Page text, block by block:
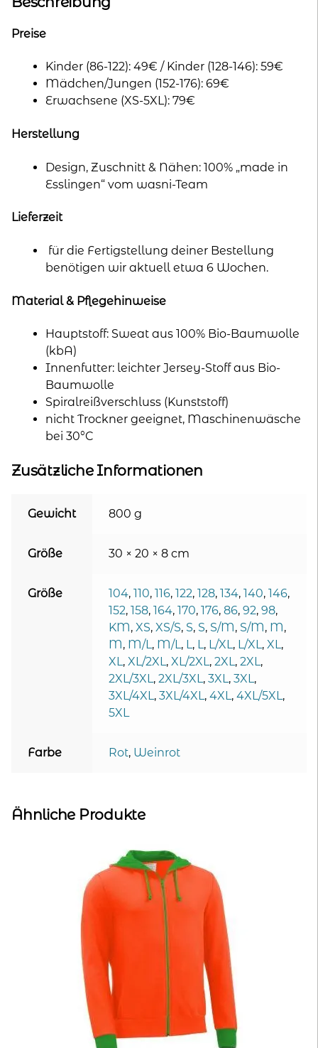
Preise
Kinder (86-122): 49€ / Kinder (128-146): 59€
Mädchen/Jungen (152-176): 69€
Erwachsene (XS-5XL): 79€
Herstellung
Design, Zuschnitt & Nähen: 100% „made in
Esslingen“ vom wasni-Team
Lieferzeit
für die Fertigstellung deiner Bestellung
benötigen wir aktuell etwa 6 Wochen.
Material & Pflegehinweise
Hauptstoff: Sweat aus 100% Bio-Baumwolle
(kbA)
Innenfutter: leichter Jersey-Stoff aus Bio-
Baumwolle
Spiralreißverschluss (Kunststoff)
nicht Trockner geeignet, Maschinenwäsche
bei 30°C
Zusätzliche Informationen
Gewicht 800 g
Größe 30 × 20 × 8 cm
Größe 104, 110, 116, 122, 128, 134, 140, 146,
152, 158, 164, 170, 176, 86, 92, 98,
KM, XS, XS/S, S, S, S/M, S/M, M,
M, M/L, M/L, L, L, L/XL, L/XL, XL,
XL, XL/2XL, XL/2XL, 2XL, 2XL,
2XL/3XL, 2XL/3XL, 3XL, 3XL,
3XL/4XL, 3XL/4XL, 4XL, 4XL/5XL,
5XL
Farbe Rot, Weinrot
Ähnliche Produkte